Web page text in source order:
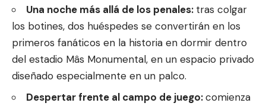
Una noche más allá de los penales: tras colgar
los botines, dos huéspedes se convertirán en los
primeros fanáticos en la historia en dormir dentro
del estadio Mâs Monumental, en un espacio privado
diseñado especialmente en un palco.
Despertar frente al campo de juego:comienza